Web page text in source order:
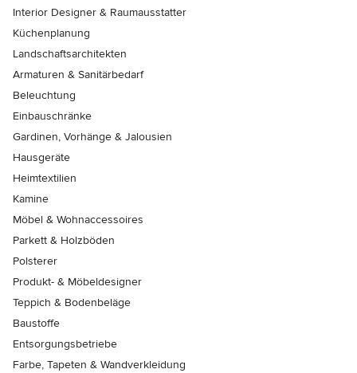
Interior Designer & Raumausstatter
Küchenplanung
Landschaftsarchitekten
Armaturen & Sanitärbedarf
Beleuchtung
Einbauschränke
Gardinen, Vorhänge & Jalousien
Hausgeräte
Heimtextilien
Kamine
Möbel & Wohnaccessoires
Parkett & Holzböden
Polsterer
Produkt- & Möbeldesigner
Teppich & Bodenbeläge
Baustoffe
Entsorgungsbetriebe
Farbe, Tapeten & Wandverkleidung